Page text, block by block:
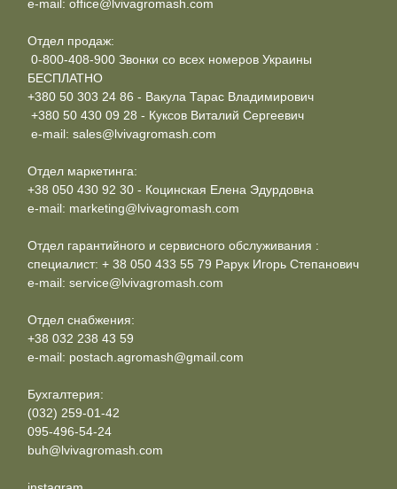
e-mail: office@lvivagromash.com
Отдел продаж:
0-800-408-900 Звонки со всех номеров Украины
БЕСПЛАТНО
+380 50 303 24 86 - Вакула Тарас Владимирович
+380 50 430 09 28 - Куксов Виталий Сергеевич
e-mail: sales@lvivagromash.com
Отдел маркетинга:
+38 050 430 92 30 - Коцинская Елена Эдурдовна
e-mail: marketing@lvivagromash.com
Отдел гарантийного и сервисного обслуживания :
специалист: + 38 050 433 55 79 Рарук Игорь Степанович
e-mail: service@lvivagromash.com
Отдел снабжения:
+38 032 238 43 59
e-mail: postach.agromash@gmail.com
Бухгалтерия:
(032) 259-01-42
095-496-54-24
buh@lvivagromash.com